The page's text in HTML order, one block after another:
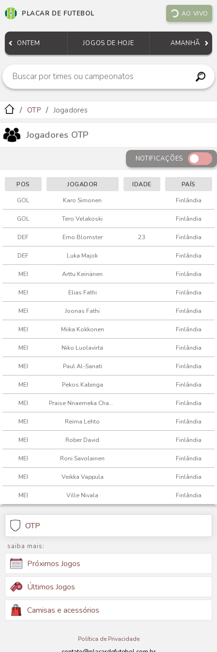
PLACAR DE FUTEBOL AO VIVO
ONTEM JOGOS DE HOJE AMANHÃ
OTP Jogadores
Jogadores OTP
NOTIFICAÇÕES
POS JOGADOR IDADE
PAÍS
GOL
Karo Simonen Finlândia
GOL Tero Velakoski Finlândia
DEF Erno Blomster 23 Finlândia
DEF Luka Majok Finlândia
MEI Arttu Keinänen Finlândia
MEI Elias Fathi Finlândia
MEI Joonas Fathi Finlândia
MEI Miika Kokkonen Finlândia
MEI Niko Luolavirta Finlândia
MEI Paul Al-Sanati Finlândia
MEI Pekos Kabinga Finlândia
MEI Praise Nnaemeka Chamberlain Finlândia
MEI Reima Lehto Finlândia
MEI Rober David Finlândia
MEI Roni Savolainen Finlândia
MEI Veikka Vappula Finlândia
MEI Ville Nivala Finlândia
OTP
saiba mais:
Próximos Jogos
Últimos Jogos
Camisas e acessórios
Política de Privacidade